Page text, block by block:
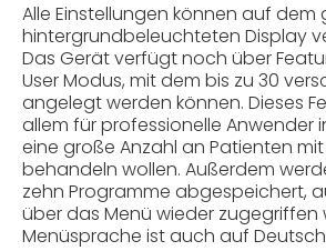
Alle Einstellungen können auf dem
hintergrundbeleuchteten Display
Das Gerät verfügt noch über
User Modus, mit dem bis zu 30
angelegt werden können. Dieses
allem für professionelle Anwender
eine große Anzahl an Patienten
behandeln wollen. Außerdem
zehn Programme abgespeichert,
über das Menü wieder zugegriffen
Menüsprache ist auch auf